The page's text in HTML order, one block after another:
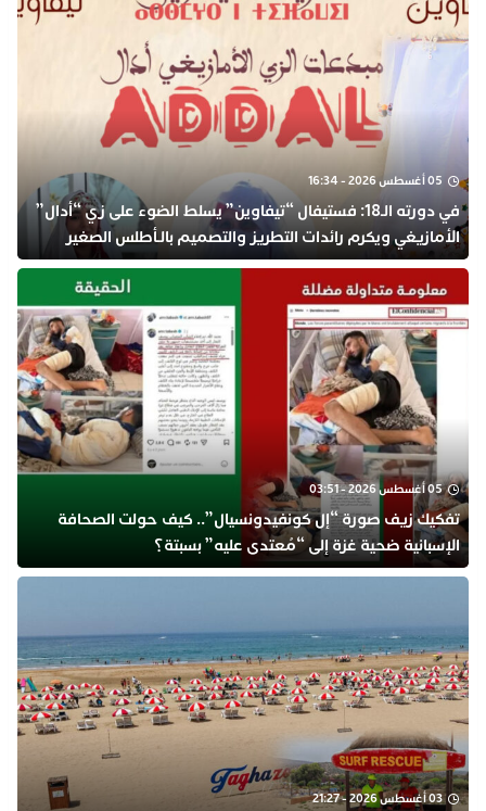
05 أغسطس 2026 - 16:34
في دورته الـ18: فستيفال “تيفاوين” يسلط الضوء على زي “أدال”
الأمازيغي ويكرم رائدات التطريز والتصميم بالـأطلس الصغير
05 أغسطس 2026 - 03:51
تفكيك زيف صورة “إل كونفيدونسيال”.. كيف حولت الصحافة
الإسبانية ضحية غزة إلى “مُعتدى عليه” بسبتة؟
03 أغسطس 2026 - 21:27